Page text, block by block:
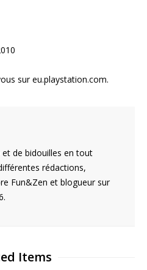
sur eu.playstation.com.
de bidouilles en tout
rédactions,
Fun&Zen et blogueur sur
Items